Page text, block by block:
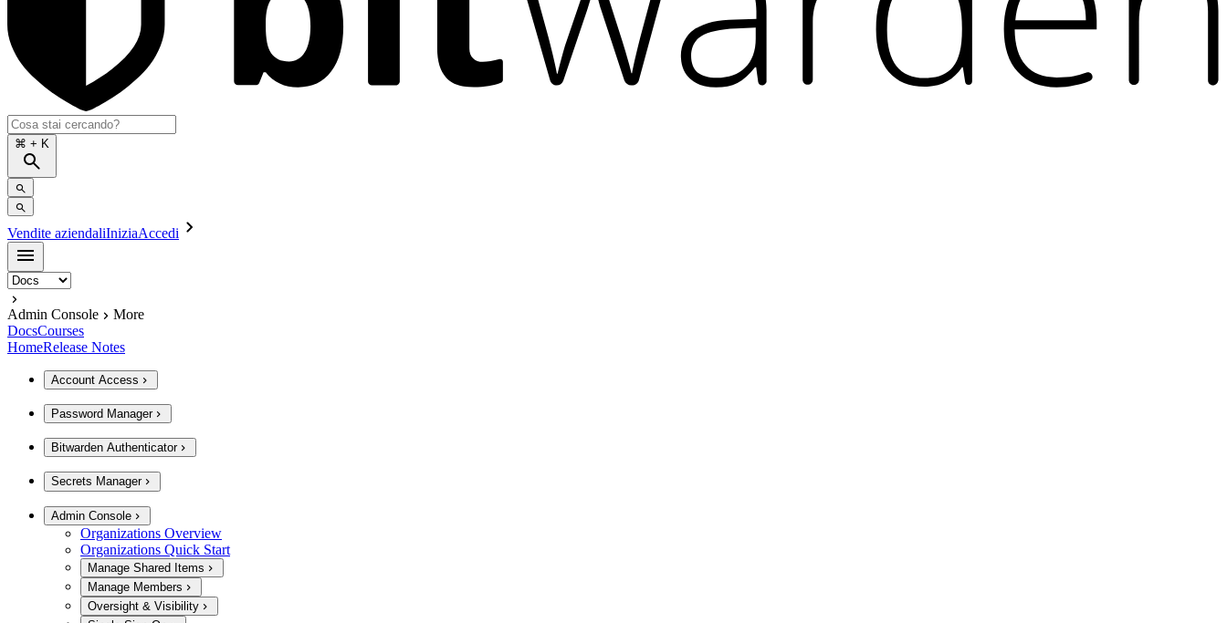
⌘ + K
Vendite aziendaliIniziaAccedi
Admin Console
More
DocsCourses
HomeRelease Notes
Account Access
Password Manager
Bitwarden Authenticator
Secrets Manager
Admin Console
Organizations Overview
Organizations Quick Start
Manage Shared Items
Manage Members
Oversight & Visibility